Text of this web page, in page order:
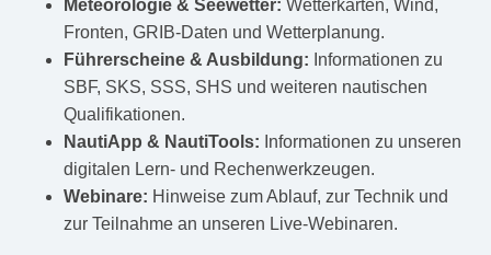
Meteorologie & Seewetter: Wetterkarten, Wind,
Fronten, GRIB-Daten und Wetterplanung.
Führerscheine & Ausbildung: Informationen zu
SBF, SKS, SSS, SHS und weiteren nautischen
Qualifikationen.
NautiApp & NautiTools: Informationen zu unseren
digitalen Lern- und Rechenwerkzeugen.
Webinare: Hinweise zum Ablauf, zur Technik und
zur Teilnahme an unseren Live-Webinaren.